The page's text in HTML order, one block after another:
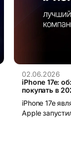
02.06.2026
iPhone 17e:
покупать в
iPhone 17e
Apple